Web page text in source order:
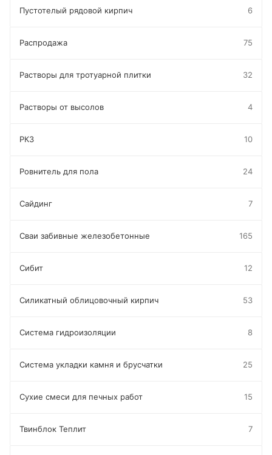
Пустотелый рядовой кирпич 6
Распродажа 75
Растворы для тротуарной плитки 32
Растворы от высолов 4
РКЗ 10
Ровнитель для пола 24
Сайдинг 7
Сваи забивные железобетонные 165
Сибит 12
Силикатный облицовочный кирпич 53
Система гидроизоляции 8
Система укладки камня и брусчатки 25
Сухие смеси для печных работ 15
Твинблок Теплит 7